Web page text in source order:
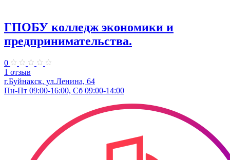
ГПОБУ колледж экономики и
предпринимательства.
0
1 отзыв
г.Буйнакск, ул.Ленина, 64
Пн-Пт 09:00-16:00, Сб 09:00-14:00